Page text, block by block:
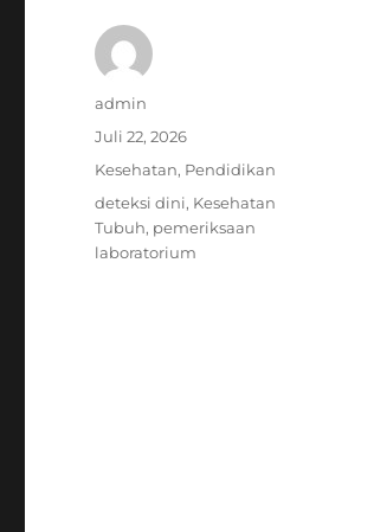
Author
admin
Posted
Juli 22, 2026
Categories
Kesehatan, Pendidikan
Tags
deteksi dini, Kesehatan
Tubuh, pemeriksaan
laboratorium